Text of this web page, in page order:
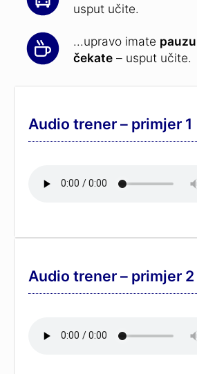
usput učite.
...upravo imate pauzu
čekate – usput učite.
Audio trener – primjer 1
Audio trener – primjer 2